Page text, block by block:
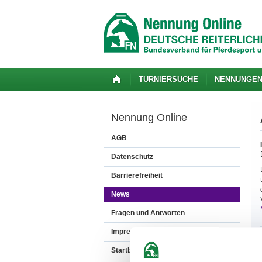
TURNIERSUCHE NENNUNGEN
Nennung Online
AGB
Datenschutz
Barrierefreiheit
News
Fragen und Antworten
Impressum
Startbereitschaft.online